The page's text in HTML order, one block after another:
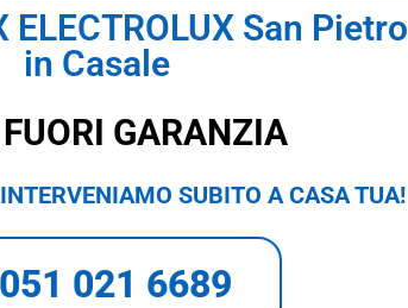
ELECTROLUX San Pietro
in Casale
GARANZIA
SUBITO A CASA TUA!
051 021 6689